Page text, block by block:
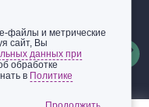
файлы и метрические
сайт, Вы
данных при
обработке
в Политике